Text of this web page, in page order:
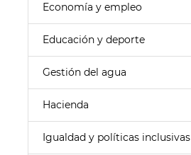
Economía y empleo
Educación y deporte
Gestión del agua
Hacienda
Igualdad y políticas inclusivas